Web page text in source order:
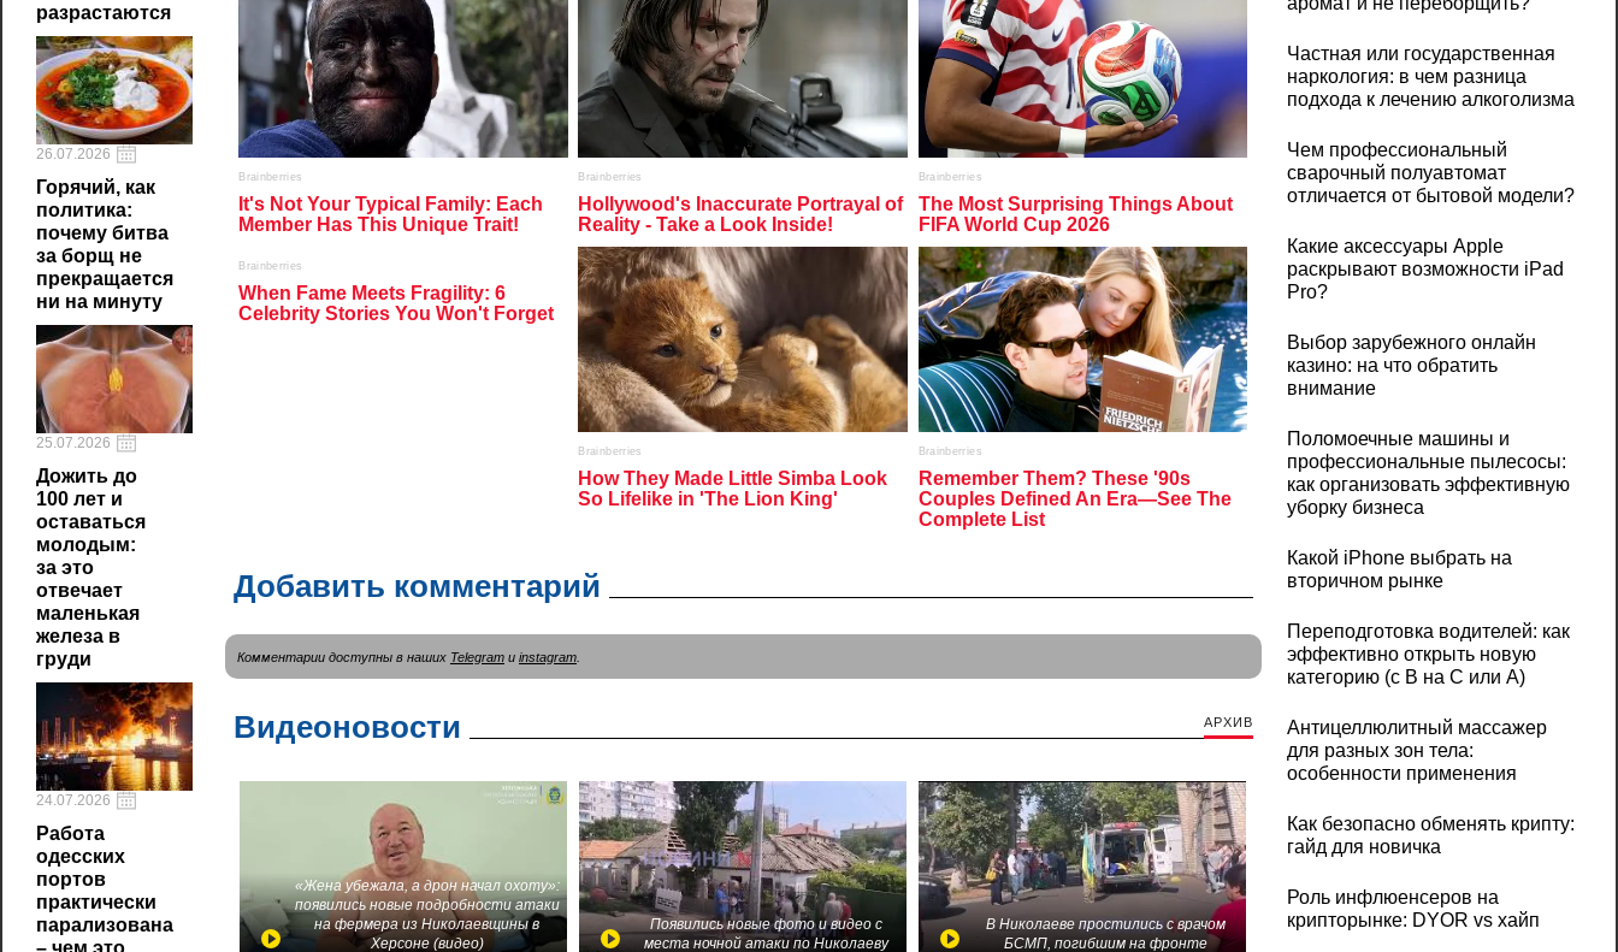
разрастаются
26.07.2026
Горячий, как
политика:
почему битва
за борщ не
прекращается
ни на минуту
25.07.2026
Дожить до
100 лет и
оставаться
молодым:
за это
отвечает
маленькая
железа в
груди
24.07.2026
Работа
одесских
портов
практически
парализована
– чем это
Добавить комментарий
Комментарии доступны в наших Telegram и instagram
Видеоновости АРХИВ
«Жена убежала, а дрон начал охоту»:
появились новые подробности атаки
на фермера из Николаевщины в
Херсоне (видео)
Появились новые фото и видео с
места ночной атаки по Николаеву
В Николаеве простились с врачом
БСМП, погибшим на фронте
Частная или государственная
наркология: в чем разница
подхода к лечению алкоголизма
Чем профессиональный
сварочный полуавтомат
отличается от бытовой модели?
Какие аксессуары Apple
раскрывают возможности iPad
Pro?
Выбор зарубежного онлайн
казино: на что обратить
внимание
Поломоечные машины и
профессиональные пылесосы:
как организовать эффективную
уборку бизнеса
Какой iPhone выбрать на
вторичном рынке
Переподготовка водителей: как
эффективно открыть новую
категорию (с B на C или А)
Антицеллюлитный массажер
для разных зон тела:
особенности применения
Как безопасно обменять крипту:
гайд для новичка
Роль инфлюенсеров на
крипторынке: DYOR vs хайп